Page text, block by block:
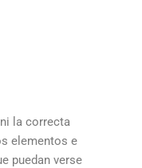
la correcta
elementos e
puedan verse